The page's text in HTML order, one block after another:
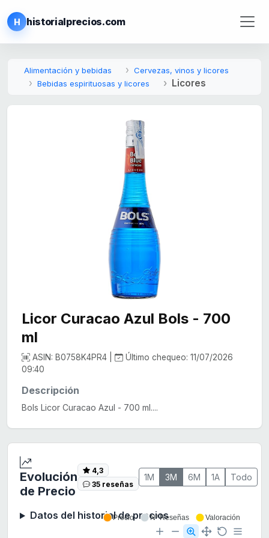
H historialprecios.com
Alimentación y bebidas
Cervezas, vinos y licores
Bebidas espirituosas y licores
Licores
Licor Curacao Azul Bols - 700
ml
ASIN: B0758K4PR4 |
Último chequeo: 11/07/2026
09:40
Descripción
Bols Licor Curacao Azul - 700 ml....
Evolución
de Precio
4,3
35 reseñas
1M 3M 6M 1A Todo
Datos del historial de precios
Precio Nº Reseñas Valoración